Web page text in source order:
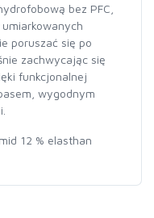
bez PFC,
poruszać się po
zachwycając się
funkcjonalnej
wygodnym
12 % elasthan